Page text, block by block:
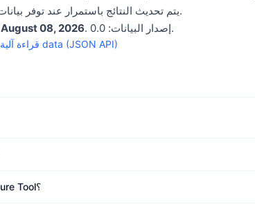
cross-entity comparison. يتم تحديث النتائج باستمرار عند توفر بيانات جديدة.
August 08, 2026 . إصدار البيانات: 0.0.
قراءة آلية data (JSON API)
ما هي البدائل الأكثر أمانًا لـ Go Adventure Tool؟